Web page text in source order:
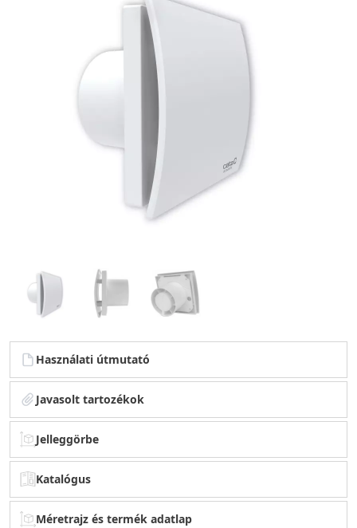
Használati útmutató
Javasolt tartozékok
Jelleggörbe
Katalógus
Méretrajz és termék adatlap